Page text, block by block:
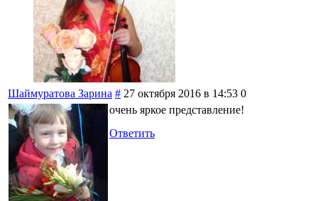
Шаймуратова Зарина # 27 октября 2016 в 14:53 0
очень яркое представление!
Ответить